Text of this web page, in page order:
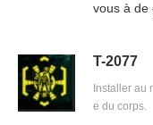
vous à de
T-2077
Installer au
e du corps.